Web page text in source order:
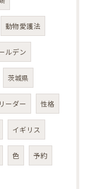
動物愛護法
ルデン
茨城県
ーダー 性格
イギリス
色 予約